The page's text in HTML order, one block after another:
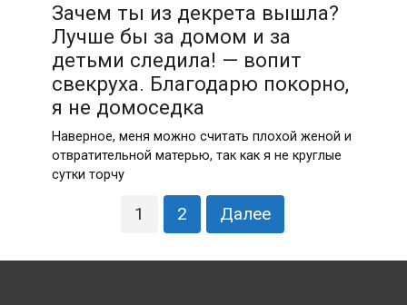
Зачем ты из декрета вышла?
Лучше бы за домом и за
детьми следила! — вопит
свекруха. Благодарю покорно,
я не домоседка
Наверное, меня можно считать плохой женой и
отвратительной матерью, так как я не круглые
сутки торчу
1 2 Далее